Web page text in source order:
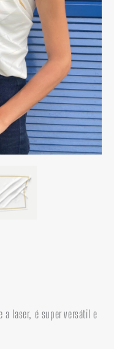
a laser, é super versátil e